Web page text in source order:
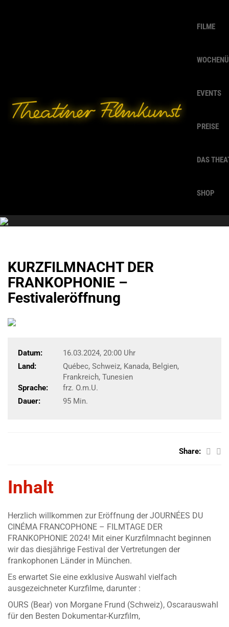
FILME
EVENTS
PREISE
DAS
SHOP
KURZFILMNACHT DER
FRANKOPHONIE –
Festivaleröffnung
Datum:
16.03.2024, 20:00 Uhr
Land:
Québec, Schweiz, Kanada, Belgien,
Frankreich, Tunesien
Sprache:
frz. O.m.U.
Dauer:
95 Min.
Share:
Inhalt
Herzlich willkommen zur Eröffnung der JOURNÉES DU
CINÉMA FRANCOPHONE – FILMTAGE DER
FRANKOPHONIE 2024! Mit einer Kurzfilmnacht beginnen
wir das diesjährige Festival der Vertretungen der
frankophonen Länder in München.
Es erwartet Sie eine exklusive Auswahl vielfach
ausgezeichneter Kurzfilme, darunter :
OURS (Bear) von Morgane Frund (Schweiz), Oscarauswahl
für den Besten Dokumentar-Kurzfilm,